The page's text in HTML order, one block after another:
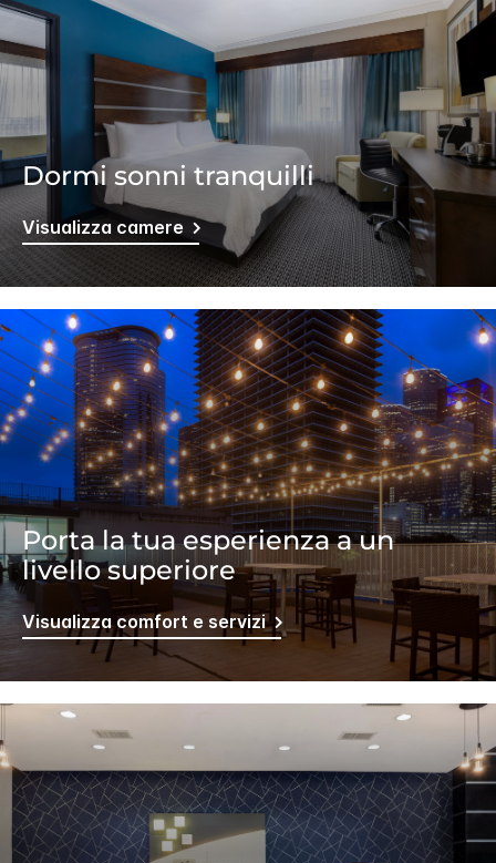
Dormi sonni tranquilli
Visualizza camere
Porta la tua esperienza a un
livello superiore
Visualizza comfort e servizi